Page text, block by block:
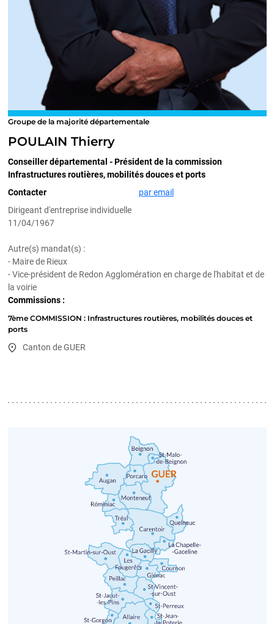
Groupe de la majorité départementale
POULAIN Thierry
Conseiller départemental - Président de la commission
Infrastructures routières, mobilités douces et ports
Contacter
par email
Dirigeant d'entreprise individuelle
11/04/1967
Autre(s) mandat(s) :
- Maire de Rieux
- Vice-président de Redon Agglomération en charge de l'habitat et de
la voirie
Commissions :
7ème COMMISSION : Infrastructures routières, mobilités douces et
ports
Canton de GUER